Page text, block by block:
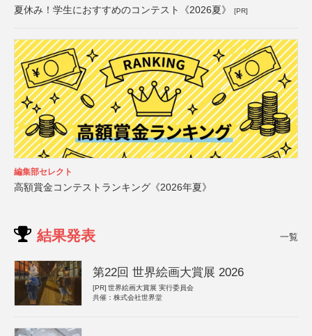
夏休み！学生におすすめのコンテスト《2026夏》 [PR]
編集部セレクト
高額賞金コンテストランキング《2026年夏》
結果発表 一覧
第22回 世界絵画大賞展 2026
[PR] 世界絵画大賞展 実行委員会
共催：株式会社世界堂